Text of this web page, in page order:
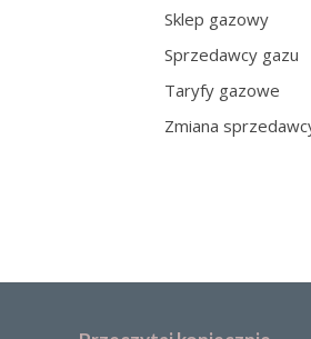
Sklep gazowy
Sprzedawcy gazu
Taryfy gazowe
Zmiana